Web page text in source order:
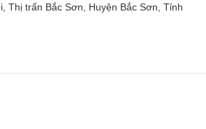
Thị trấn Bắc Sơn, Huyện Bắc Sơn, Tỉnh